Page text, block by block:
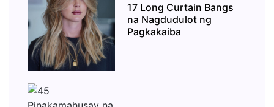
17 Long Curtain Bangs
na Nagdudulot ng
Pagkakaiba